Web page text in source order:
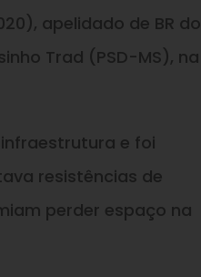
apelidado de BR do
Trad (PSD-MS), na
e foi
resistências de
perder espaço na